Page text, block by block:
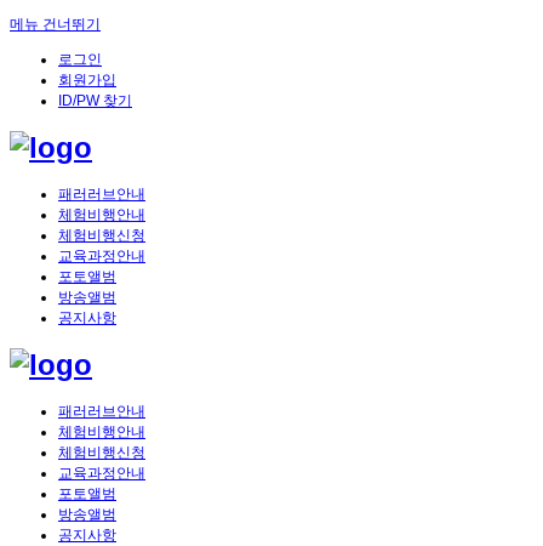
메뉴 건너뛰기
로그인
회원가입
ID/PW 찾기
패러러브안내
체험비행안내
체험비행신청
교육과정안내
포토앨범
방송앨범
공지사항
패러러브안내
체험비행안내
체험비행신청
교육과정안내
포토앨범
방송앨범
공지사항